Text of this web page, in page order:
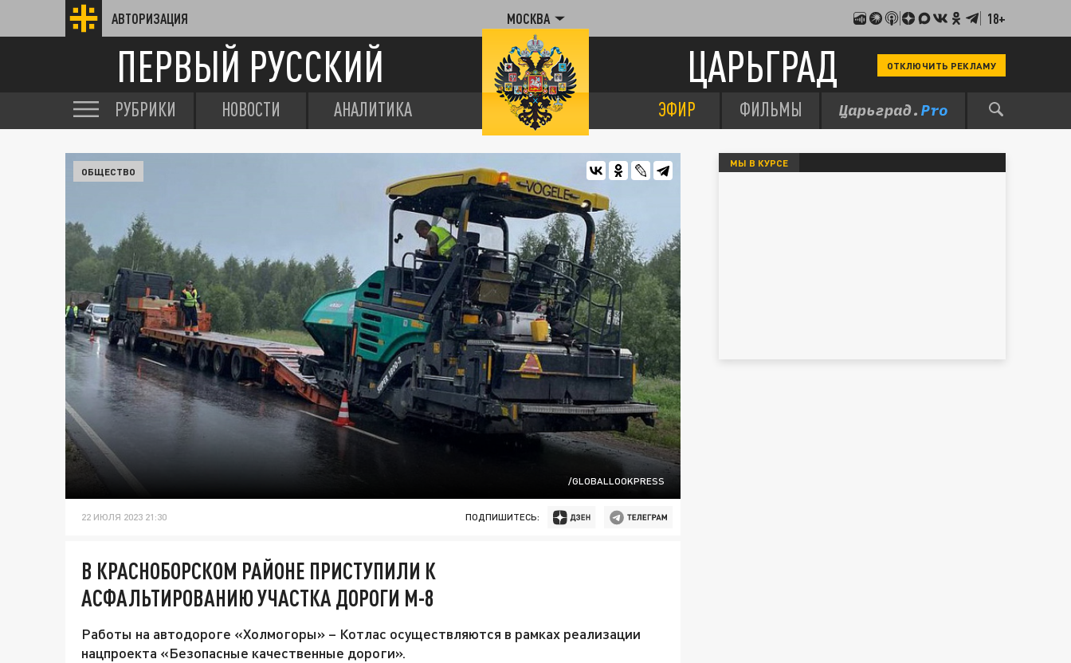
АВТОРИЗАЦИЯ МОСКВА 18+
ПЕРВЫЙ РУССКИЙ ЦАРЬГРАД ОТКЛЮЧИТЬ РЕКЛАМУ
РУБРИКИ НОВОСТИ АНАЛИТИКА ЭФИР ФИЛЬМЫ
/GLOBALLOOKPRESS
ОБЩЕСТВО
22 ИЮЛЯ 2023 21:30 ПОДПИШИТЕСЬ:
В КРАСНОБОРСКОМ РАЙОНЕ ПРИСТУПИЛИ К
АСФАЛЬТИРОВАНИЮ УЧАСТКА ДОРОГИ М-8
Работы на автодороге «Холмогоры» – Котлас осуществляются в рамках реализации
нацпроекта «Безопасные качественные дороги».
МЫ В КУРСЕ